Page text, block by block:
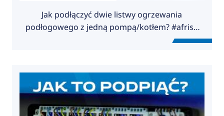
Jak podłączyć dwie listwy ogrzewania
podłogowego z jedną pompą/kotłem? #afriso